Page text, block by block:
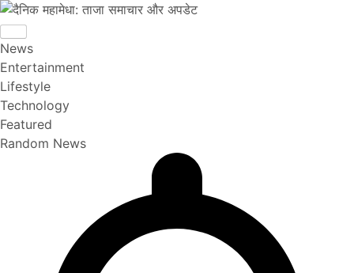
News
Entertainment
Lifestyle
Technology
Featured
Random News